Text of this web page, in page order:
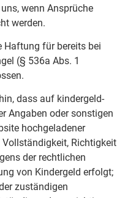
wenn Ansprüche
werden.
Haftung für bereits bei
(§ 536a Abs. 1
dass auf kindergeld-
Angaben oder sonstigen
hochgeladener
Vollständigkeit, Richtigkeit
der rechtlichen
von Kindergeld erfolgt;
zuständigen